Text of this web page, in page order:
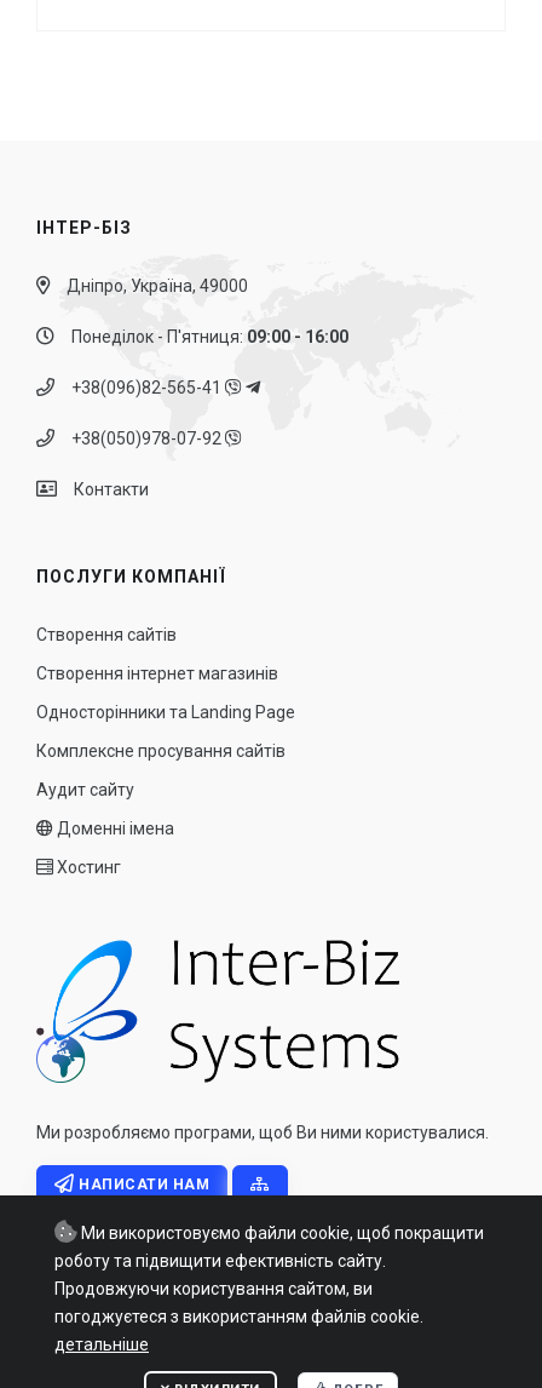
ІНТЕР-БІЗ
Дніпро, Україна, 49000
Понеділок - П'ятниця: 09:00 - 16:00
+38(096)82-565-41
+38(050)978-07-92
Контакти
ПОСЛУГИ КОМПАНІЇ
Створення сайтів
Створення інтернет магазинів
Односторінники та Landing Page
Комплексне просування сайтів
Аудит сайту
Доменні імена
Хостинг
Ми розробляємо програми, щоб Ви ними користувалися.
НАПИСАТИ НАМ
Systems
Ми використовуємо файли cookie, щоб покращити
роботу та підвищити ефективність сайту.
Продовжуючи користування сайтом, ви
погоджуєтеся з використанням файлів cookie.
детальніше